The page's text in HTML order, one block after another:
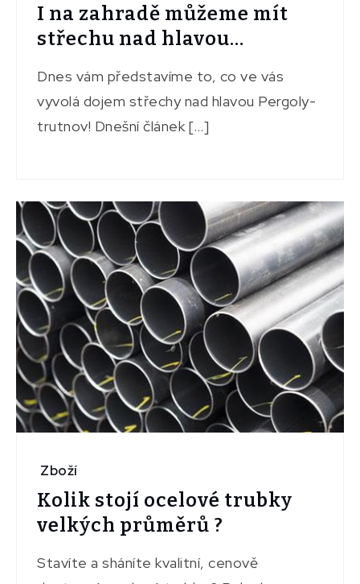
I na zahradě můžeme mít
střechu nad hlavou…
Dnes vám představíme to, co ve vás
vyvolá dojem střechy nad hlavou Pergoly-
trutnov! Dnešní článek […]
Zboží
Kolik stojí ocelové trubky
velkých průměrů ?
Stavíte a sháníte kvalitní, cenově